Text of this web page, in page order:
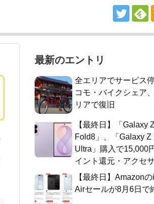
最新のエントリ
全エリアでサービス
コモ・バイクシェア
リアで復旧
【最終日】「Galaxy Z
Fold8」、「Galaxy Z
Ultra」購入で15,000
イント還元・アクセサ
【最終日】Amazon
Airセールが8月6日で